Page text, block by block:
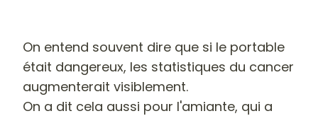
On entend souvent dire que si le portable
était dangereux, les statistiques du cancer
augmenterait visiblement.
On a dit cela aussi pour l'amiante, qui a